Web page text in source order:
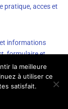
pratique, acces et
informations
formulaire et
: guide
la meilleure
à utiliser ce
satisfait.